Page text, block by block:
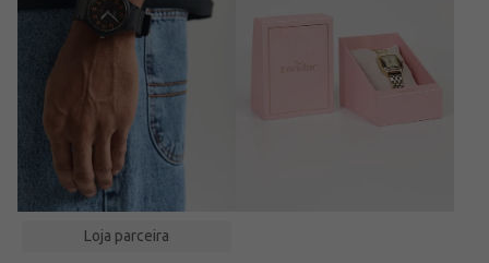
Loja parceira